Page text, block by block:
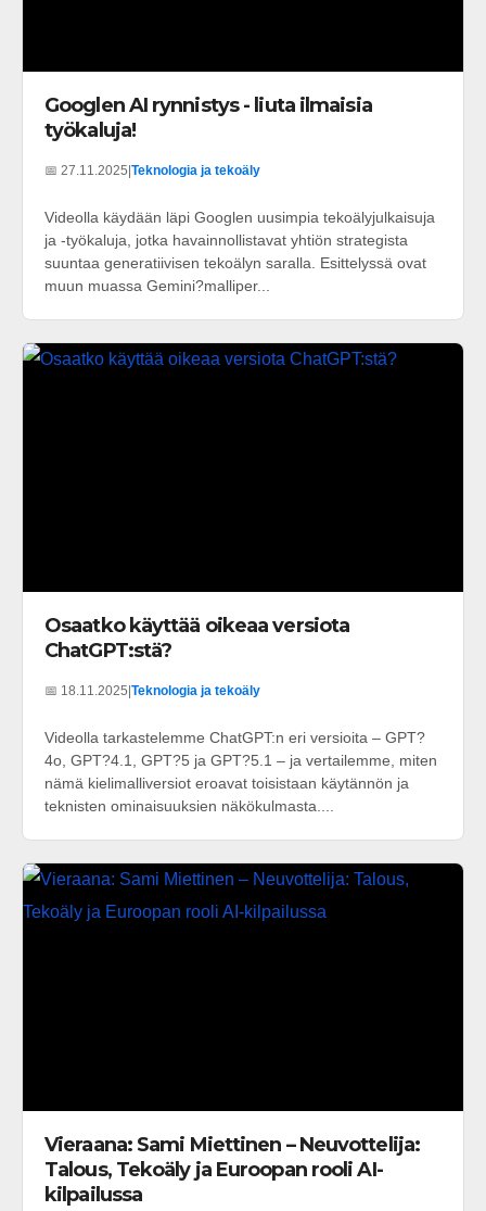
Googlen AI rynnistys - liuta ilmaisia
työkaluja!
📅 27.11.2025 Teknologia ja tekoäly
Videolla käydään läpi Googlen uusimpia tekoälyjulkaisuja
ja -työkaluja, jotka havainnollistavat yhtiön strategista
suuntaa generatiivisen tekoälyn saralla. Esittelyssä ovat
muun muassa Gemini?malliper...
Osaatko käyttää oikeaa versiota
ChatGPT:stä?
📅 18.11.2025|Teknologia ja tekoäly
Videolla tarkastelemme ChatGPT:n eri versioita – GPT?
4o, GPT?4.1, GPT?5 ja GPT?5.1 – ja vertailemme, miten
nämä kielimalliversiot eroavat toisistaan käytännön ja
teknisten ominaisuuksien näkökulmasta....
Vieraana: Sami Miettinen – Neuvottelija:
Talous, Tekoäly ja Euroopan rooli AI-
kilpailussa